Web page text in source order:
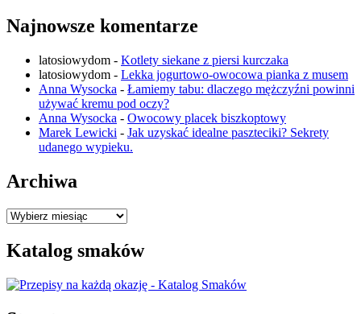
Najnowsze komentarze
latosiowydom - Kotlety siekane z piersi kurczaka
latosiowydom - Lekka jogurtowo-owocowa pianka z musem
Anna Wysocka - Łamiemy tabu: dlaczego mężczyźni powinni
używać kremu pod oczy?
Anna Wysocka - Owocowy placek biszkoptowy
Marek Lewicki - Jak uzyskać idealne paszteciki? Sekrety
udanego wypieku.
Archiwa
Archiwa
Katalog smaków